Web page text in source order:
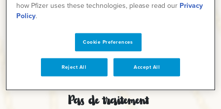
Pas de traitement
how Pfizer uses these technologies, please read our Privacy
Policy.
Cookie Preferences
Reject All Accept All